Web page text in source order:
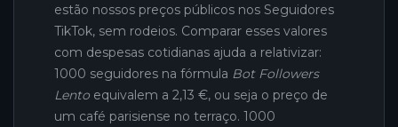
estão nossos preços públicos nos Seguidores
TikTok, sem rodeios. Comparar esses valores
com despesas cotidianas ajuda a relativizar:
1000 seguidores na fórmula Bot Followers
Lento equivalem a 2,13 €, ou seja o preço de
um café parisiense no terraço. 1000